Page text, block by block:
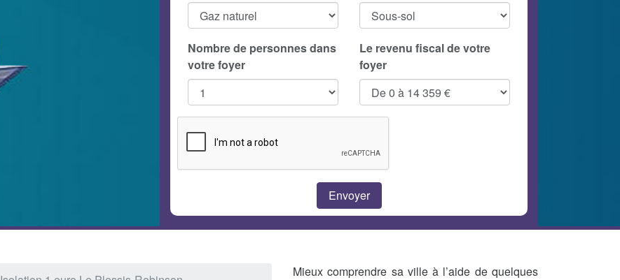
Nombre de personnes dans
votre foyer
Le revenu fiscal de votre
foyer
Mieux comprendre sa ville à l’aide de quelques